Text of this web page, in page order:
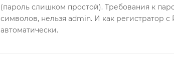
(пароль слишком простой). Требования к
символов, нельзя admin. И как регистратор с
автоматически.